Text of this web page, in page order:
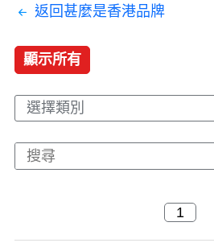
返回甚麼是香港品牌
顯示所有
選擇類別